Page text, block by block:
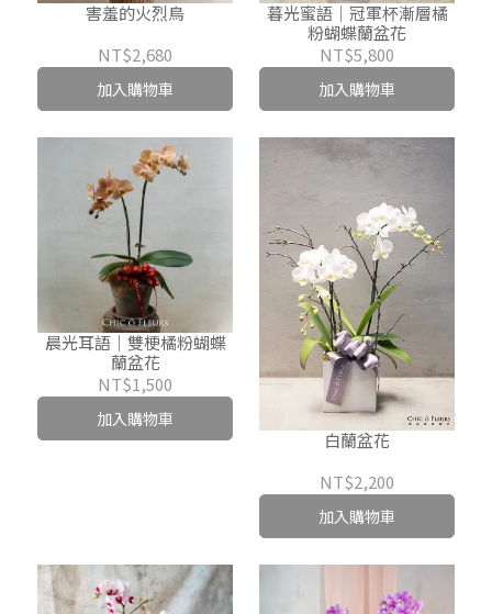
害羞的火烈鳥
NT$2,680
加入購物車
暮光蜜語｜冠軍杯漸層橘
粉蝴蝶蘭盆花
NT$5,800
加入購物車
晨光耳語｜雙梗橘粉蝴蝶
蘭盆花
NT$1,500
加入購物車
白蘭盆花
NT$2,200
加入購物車